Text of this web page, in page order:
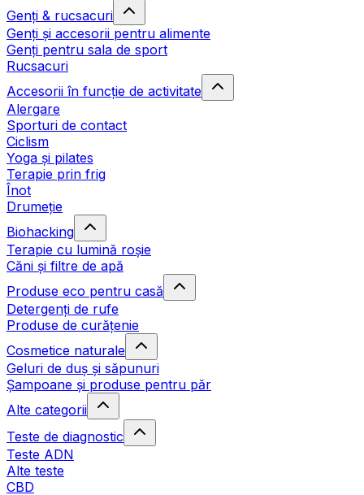
Genți & rucsacuri
Genți și accesorii pentru alimente
Genți pentru sala de sport
Rucsacuri
Accesorii în funcție de activitate
Alergare
Sporturi de contact
Ciclism
Yoga și pilates
Terapie prin frig
Înot
Drumeție
Biohacking
Terapie cu lumină roșie
Căni și filtre de apă
Produse eco pentru casă
Detergenți de rufe
Produse de curățenie
Cosmetice naturale
Geluri de duș și săpunuri
Șampoane și produse pentru păr
Alte categorii
Teste de diagnostic
Teste ADN
Alte teste
CBD